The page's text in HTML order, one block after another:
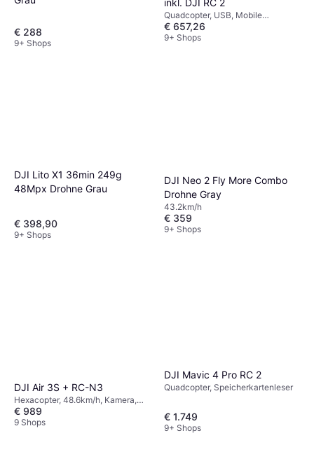
€ 288
9+ Shops
inkl. DJI RC 2
Quadcopter, USB, Mobile
Anwendung, Kamera
€ 657,26
9+ Shops
DJI Lito X1 36min 249g
48Mpx Drohne Grau
€ 398,90
9+ Shops
DJI Neo 2 Fly More Combo
Drohne Gray
43.2km/h
€ 359
9+ Shops
DJI Air 3S + RC-N3
Hexacopter, 48.6km/h, Kamera,
USB, WLAN, GPS, Bluetooth
€ 989
9 Shops
DJI Mavic 4 Pro RC 2
Quadcopter, Speicherkartenleser
€ 1.749
9+ Shops